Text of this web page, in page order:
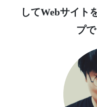
してWebサイト
プで